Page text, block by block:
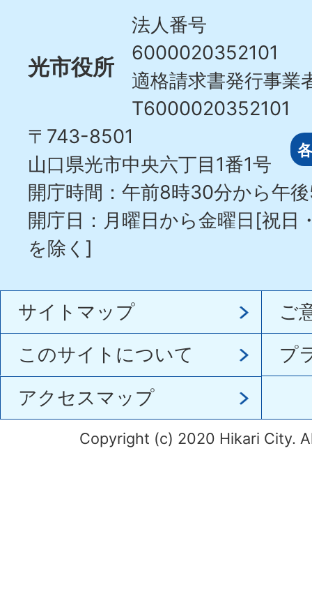
光市役所
法人番号
6000020352101
適格請求書発行事業
T6000020352101
〒743-8501
山口県光市中央六丁目1番1号
開庁時間：午前8時30分から午
開庁日：月曜日から金曜日[祝日
を除く]
サイトマップ
ご
このサイトについて
プ
アクセスマップ
Copyright (c) 2020 Hikari City.